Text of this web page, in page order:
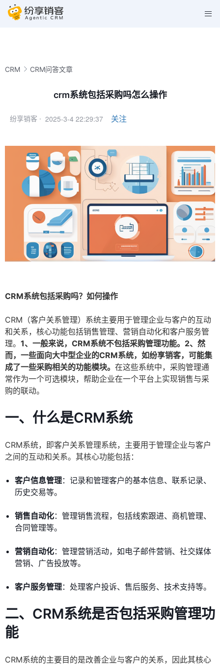
CRM CRM问答文章
crm系统包括采购吗怎么操作
纷享销客 · 2025-3-4 22:29:37 关注
CRM系统包括采购吗？如何操作
CRM（客户关系管理）系统主要用于管理企业与客户的互动
和关系，核心功能包括销售管理、营销自动化和客户服务管
理。 1、一般来说，CRM系统不包括采购管理功能。2、然
而，一些面向大中型企业的CRM系统，如纷享销客，可能集
成了一些采购相关的功能模块。 在这些系统中，采购管理通
常作为一个可选模块，帮助企业在一个平台上实现销售与采
购的联动。
一、什么是CRM系统
CRM系统，即客户关系管理系统，主要用于管理企业与客户
之间的互动和关系。其核心功能包括：
客户信息管理：记录和管理客户的基本信息、联系记录、
历史交易等。
销售自动化：管理销售流程，包括线索跟进、商机管理、
合同管理等。
营销自动化：管理营销活动，如电子邮件营销、社交媒体
营销、广告投放等。
客户服务管理：处理客户投诉、售后服务、技术支持等。
二、CRM系统是否包括采购管理功
能
CRM系统的主要目的是改善企业与客户的关系，因此其核心